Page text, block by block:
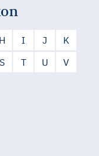
H I J
K
S T U
V